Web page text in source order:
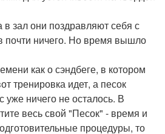
в зал они поздравляют себя с
почти ничего. Но время вышло
как о сэндбеге, в котором
тренировка идет, а песок
уже ничего не осталось. В
весь свой "Песок" - время и
процедуры, то